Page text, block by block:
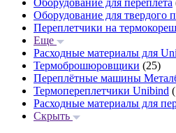
Оборудование для переплета
Оборудование для твердого
Переплетчики на
Еще
Расходные материалы для
Термоброшюровщики (25)
Переплётные машины
Термопереплетчики Unibind
Расходные материалы для
Скрыть